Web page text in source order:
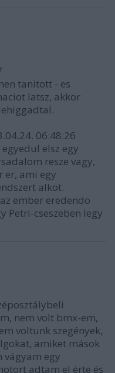
tanitott - es
latsz, akkor
06:48:26
elsz egy
resze vagy,
er, ami egy
alkot.
ember eredendo
Petri-cseszeben legy
nem volt bmx-em,
voltunk szegények,
amiket mások
vágyam egy
adtam el érte és